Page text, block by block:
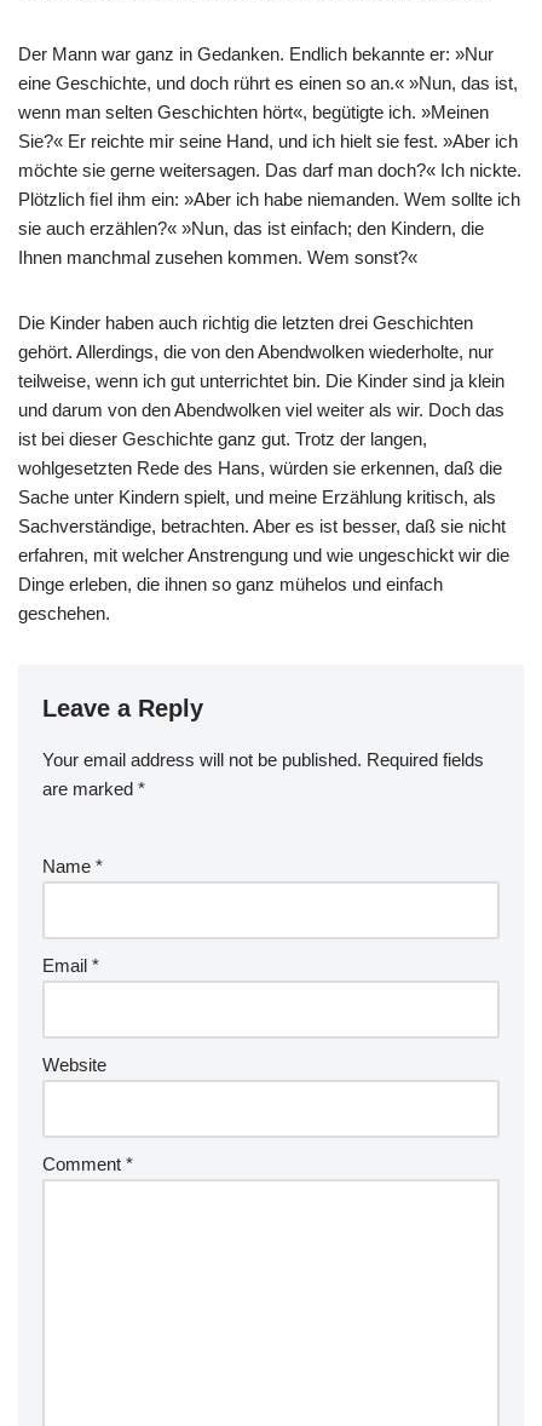
Der Mann war ganz in Gedanken. Endlich bekannte er: »Nur
eine Geschichte, und doch rührt es einen so an.« »Nun, das ist,
wenn man selten Geschichten hört«, begütigte ich. »Meinen
Sie?« Er reichte mir seine Hand, und ich hielt sie fest. »Aber ich
möchte sie gerne weitersagen. Das darf man doch?« Ich nickte.
Plötzlich ﬁel ihm ein: »Aber ich habe niemanden. Wem sollte ich
sie auch erzählen?« »Nun, das ist einfach; den Kindern, die
Ihnen manchmal zusehen kommen. Wem sonst?«
Die Kinder haben auch richtig die letzten drei Geschichten
gehört. Allerdings, die von den Abendwolken wiederholte, nur
teilweise, wenn ich gut unterrichtet bin. Die Kinder sind ja klein
und darum von den Abendwolken viel weiter als wir. Doch das
ist bei dieser Geschichte ganz gut. Trotz der langen,
wohlgesetzten Rede des Hans, würden sie erkennen, daß die
Sache unter Kindern spielt, und meine Erzählung kritisch, als
Sachverständige, betrachten. Aber es ist besser, daß sie nicht
erfahren, mit welcher Anstrengung und wie ungeschickt wir die
Dinge erleben, die ihnen so ganz mühelos und einfach
geschehen.
Leave a Reply
Your email address will not be published. Required fields
are marked *
Name *
Email *
Website
Comment *